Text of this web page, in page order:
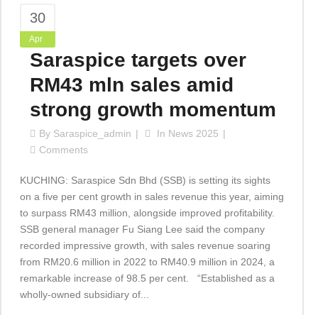
30
Apr
Saraspice targets over
RM43 mln sales amid
strong growth momentum
By Saraspice_admin In News 2025
Comments
KUCHING: Saraspice Sdn Bhd (SSB) is setting its sights
on a five per cent growth in sales revenue this year, aiming
to surpass RM43 million, alongside improved profitability.
SSB general manager Fu Siang Lee said the company
recorded impressive growth, with sales revenue soaring
from RM20.6 million in 2022 to RM40.9 million in 2024, a
remarkable increase of 98.5 per cent. “Established as a
wholly-owned subsidiary of...